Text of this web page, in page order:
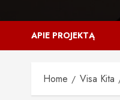
APIE PROJEKTĄ
Home Visa Kita